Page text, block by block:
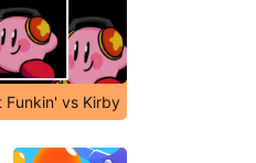
Funkin' vs Kirby